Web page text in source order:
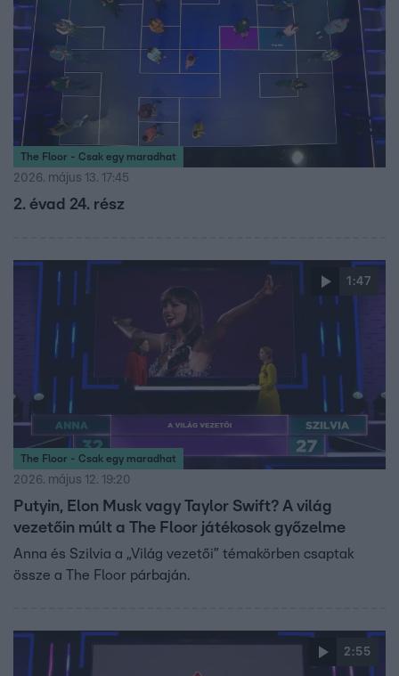
The Floor - Csak egy maradhat
2026. május 13. 17:45
2. évad 24. rész
1:47
The Floor - Csak egy maradhat
2026. május 12. 19:20
Putyin, Elon Musk vagy Taylor Swift? A világ
vezetőin múlt a The Floor játékosok győzelme
Anna és Szilvia a „Világ vezetői” témakörben csaptak
össze a The Floor párbaján.
2:55